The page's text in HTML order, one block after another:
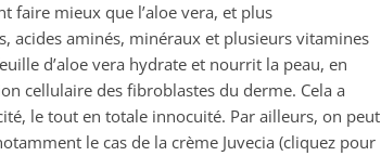
faire mieux que l’aloe vera, et plus
acides aminés, minéraux et plusieurs vitamines
d’aloe vera hydrate et nourrit la peau, en
cellulaire des fibroblastes du derme. Cela a
le tout en totale innocuité. Par ailleurs, on peut
le cas de la crème Juvecia (cliquez pour